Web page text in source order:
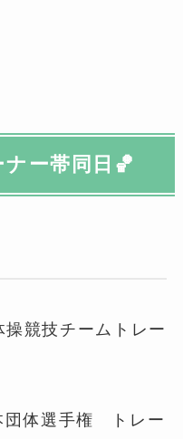
ー帯同日🏀
競技チームトレー
団体選手権 トレー